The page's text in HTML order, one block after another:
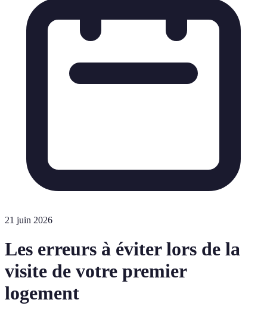
21 juin 2026
Les erreurs à éviter lors de la
visite de votre premier
logement